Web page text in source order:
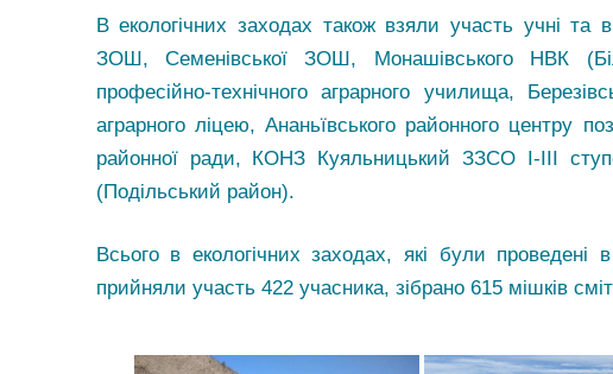
В екологічних заходах також взяли участь учні та
ЗОШ, Семенівської ЗОШ, Монашівського НВК
професійно-технічного аграрного училища,
аграрного ліцею, Ананьївського районного центру
районної ради, КОНЗ Куяльницький ЗЗСО I-III
(Подільський район).
Всього в екологічних заходах, які були
прийняли участь 422 учасника, зібрано 615 мішків